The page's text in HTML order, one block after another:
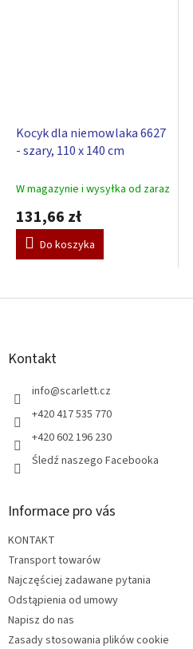
Kocyk dla niemowlaka 6627
- szary, 110 x 140 cm
W magazynie i wysyłka od zaraz
131,66 zł
Do koszyka
S
Kontakt
info@scarlett.cz
+420 417 535 770
+420 602 196 230
Śledź naszego Facebooka
Informace pro vás
KONTAKT
Transport towarów
Najczęściej zadawane pytania
Odstąpienia od umowy
Napisz do nas
Zasady stosowania plików cookie